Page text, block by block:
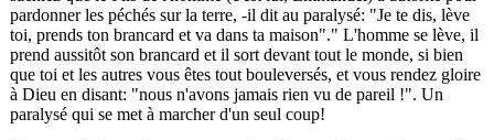
pardonner les péchés sur la terre, -il dit au paralysé: "Je te dis, lève
toi, prends ton brancard et va dans ta maison"." L'homme se lève, il
prend aussitôt son brancard et il sort devant tout le monde, si bien
que toi et les autres vous êtes tout bouleversés, et vous rendez gloire
à Dieu en disant: "nous n'avons jamais rien vu de pareil !". Un
paralysé qui se met à marcher d'un seul coup!